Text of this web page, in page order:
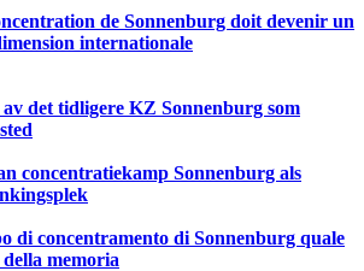
de Sonnenburg doit devenir un
internationale
det tidligere KZ Sonnenburg som
concentratiekamp Sonnenburg als
di concentramento di Sonnenburg quale
memoria